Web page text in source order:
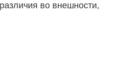
во внешности,